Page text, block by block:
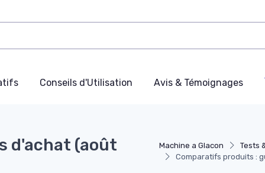
Conseils d'Utilisation Avis & Témoignages
Machine a Glacon
Tests
Comparatifs produits :
d'achat (août